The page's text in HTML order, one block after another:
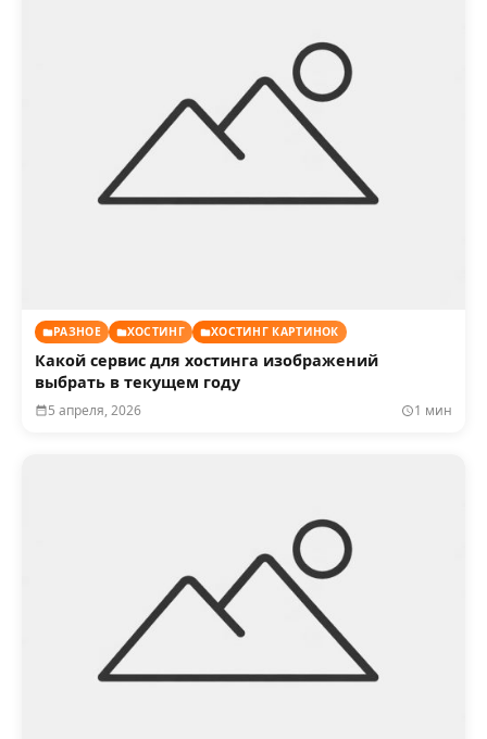
РАЗНОЕ ХОСТИНГ ХОСТИНГ КАРТИНОК
Какой сервис для хостинга изображений
выбрать в текущем году
5 апреля, 2026 1 мин